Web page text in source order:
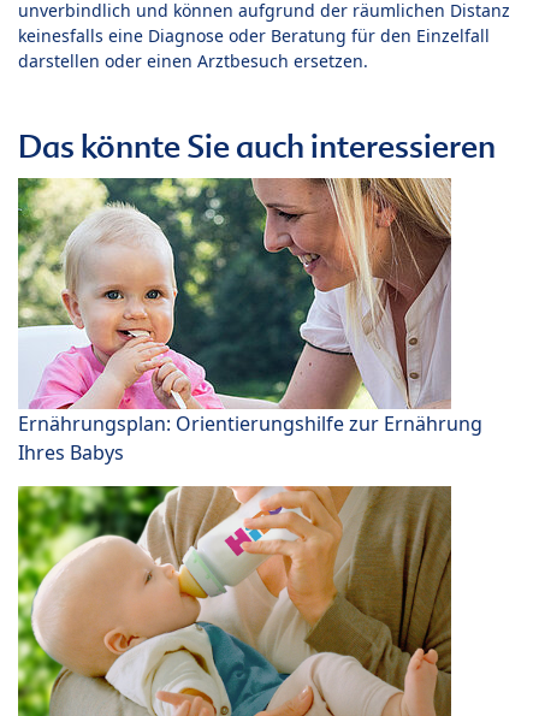
unverbindlich und können aufgrund der räumlichen Distanz
keinesfalls eine Diagnose oder Beratung für den Einzelfall
darstellen oder einen Arztbesuch ersetzen.
Das könnte Sie auch interessieren
Ernährungsplan: Orientierungshilfe zur Ernährung
Ihres Babys